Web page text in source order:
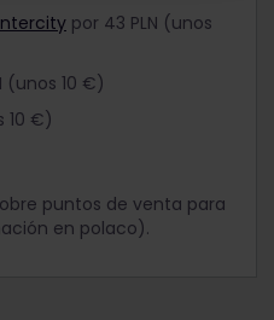
por 43 PLN (unos
(unos 10 €)
10 €)
puntos de venta para
en polaco).